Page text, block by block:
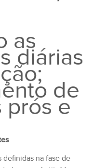
as
diárias
de
prós e
definidas na fase de